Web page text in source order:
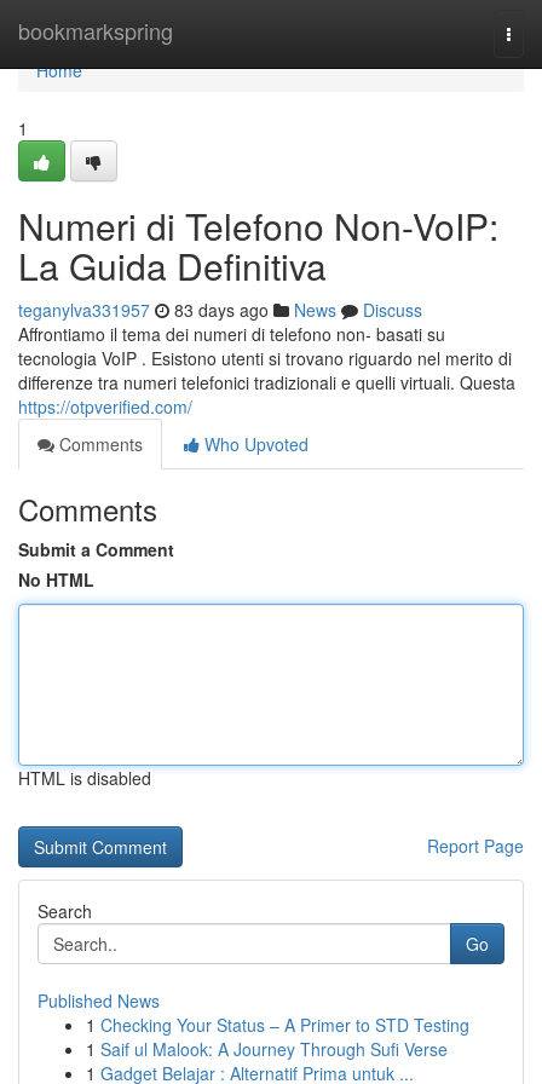
bookmarkspring
Home
Home
1
Numeri di Telefono Non-VoIP:
La Guida Definitiva
teganylva331957 83 days ago News
Discuss
Affrontiamo il tema dei numeri di telefono non- basati su
tecnologia VoIP . Esistono utenti si trovano riguardo nel merito di
differenze tra numeri telefonici tradizionali e quelli virtuali. Questa
https://otpverified.com/
Comments
Who Upvoted
Comments
Submit a Comment
No HTML
HTML is disabled
Report Page
Search
Go
Published News
1 Checking Your Status – A Primer to STD Testing
1 Saif ul Malook: A Journey Through Sufi Verse
1 Gadget Belajar : Alternatif Prima untuk ...